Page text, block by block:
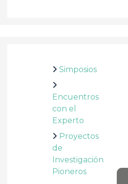
Simposios
Encuentros
con el
Experto
Proyectos
de
Investigación
Pioneros